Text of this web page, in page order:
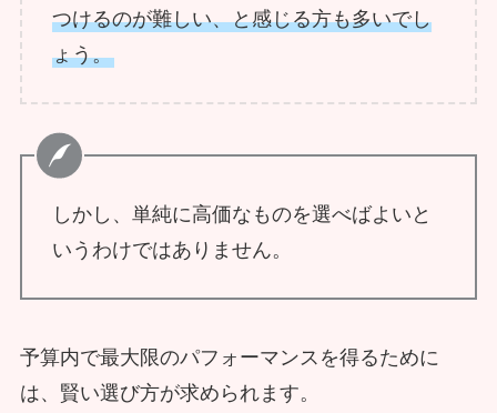
つけるのが難しい、と感じる方も多いでし
ょう。
しかし、単純に高価なものを選べばよいと
いうわけではありません。
予算内で最大限のパフォーマンスを得るために
は、賢い選び方が求められます。